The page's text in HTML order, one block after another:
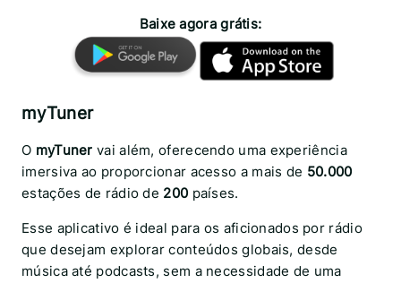
Baixe agora grátis:
myTuner
O myTunervai além, oferecendo uma experiência
imersiva ao proporcionar acesso a mais de 50.000
estações de rádio de 200 países.
Esse aplicativo é ideal para os aficionados por rádio
que desejam explorar conteúdos globais, desde
música até podcasts, sem a necessidade de uma